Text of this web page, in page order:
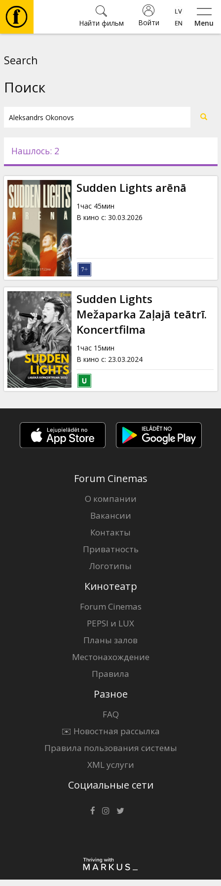
Menu
Войти
Найти фильм
Новости
Подарки
Кинозакуски
B2B
Клуб
Search
Поиск
Нашлось: 2
Sudden Lights arēnā
1час 45мин
В кино с: 30.03.2026
Sudden Lights
Mežaparka Zaļajā teātrī.
Koncertfilma
1час 15мин
В кино с: 23.03.2024
Forum Cinemas
О компании
Вакансии
Контакты
Приватность
Логотипы
Кинотеатр
Forum Cinemas
PEPSI и LUX
Планы залов
Местонахождение
Правила
Разное
FAQ
✉️ Новостная рассылка
Правила пользования системы
XML услуги
Социальные сети